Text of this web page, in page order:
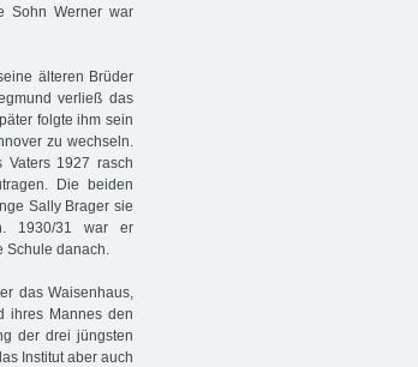
Sohn Werner war
älteren Brüder
verließ das
folgte ihm sein
zu wechseln.
Vaters 1927 rasch
Die beiden
Sally Brager sie
1930/31 war er
danach.
das Waisenhaus,
ihres Mannes den
der drei jüngsten
Institut aber auch